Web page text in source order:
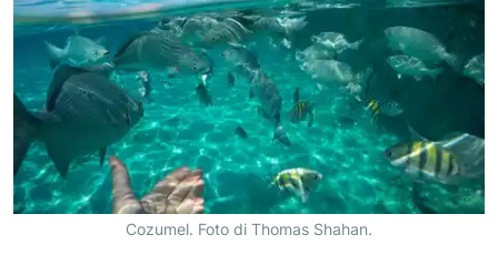
Cozumel. Foto di Thomas Shahan.